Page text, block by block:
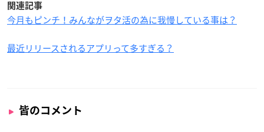
関連記事
今月もピンチ！みんながヲタ活の為に我慢している事は？
最近リリースされるアプリって多すぎる？
皆のコメント